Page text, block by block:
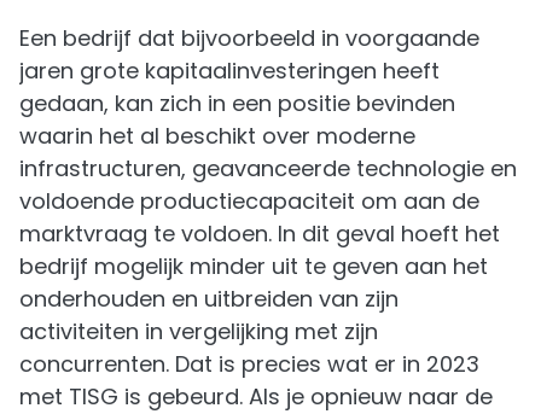
Een bedrijf dat bijvoorbeeld in voorgaande
jaren grote kapitaalinvesteringen heeft
gedaan, kan zich in een positie bevinden
waarin het al beschikt over moderne
infrastructuren, geavanceerde technologie en
voldoende productiecapaciteit om aan de
marktvraag te voldoen. In dit geval hoeft het
bedrijf mogelijk minder uit te geven aan het
onderhouden en uitbreiden van zijn
activiteiten in vergelijking met zijn
concurrenten. Dat is precies wat er in 2023
met TISG is gebeurd. Als je opnieuw naar de